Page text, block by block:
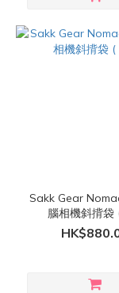
Sakk Gear
腦相機斜揹袋